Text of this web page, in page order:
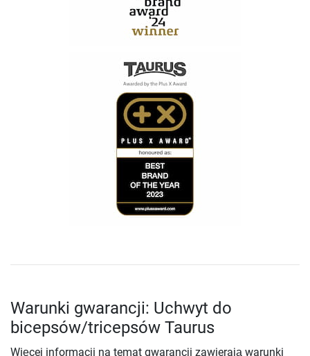
Warunki gwarancji: Uchwyt do
bicepsów/tricepsów Taurus
Więcej informacji na temat gwarancji zawierają warunki